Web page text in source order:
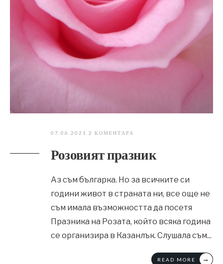
07.06.2021 2 КОМЕНТАРА
Розовият празник
Аз съм българка. Но за всичките си
години живот в страната ни, все още не
съм имала възможността да посетя
Празника на Розата, който всяка година
се организира в Казанлък. Слушала съм...
READ MORE →